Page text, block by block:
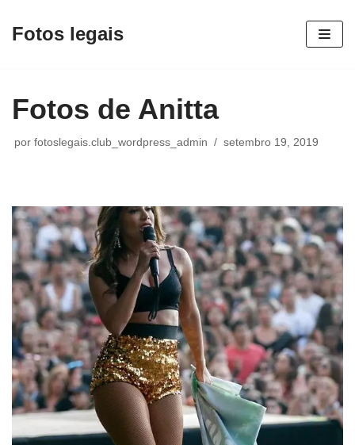
Pular
conteúdo
Fotos legais
Fotos de Anitta
por fotoslegais.club_wordpress_admin setembro 19, 2019